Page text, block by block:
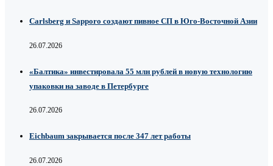
Carlsberg и Sapporo создают пивное СП в Юго-Восточной Азии
26.07.2026
«Балтика» инвестировала 55 млн рублей в новую технологию
упаковки на заводе в Петербурге
26.07.2026
Eichbaum закрывается после 347 лет работы
26.07.2026